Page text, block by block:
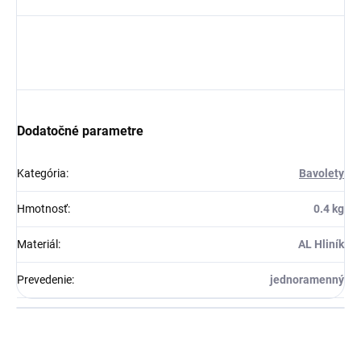
Dodatočné parametre
Kategória: Bavolety
Hmotnosť: 0.4 kg
Materiál : AL Hliník
Prevedenie: jednoramenný